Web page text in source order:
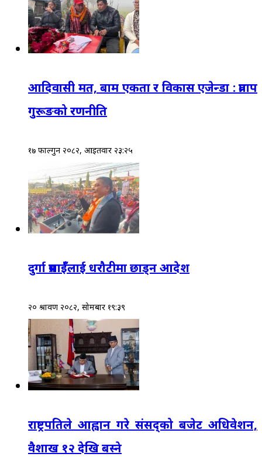
आदिवासी मत, बाम एकता र विकास एजेन्डा : प्रताप
गुरूङको रणनीति
१७ फाल्गुन २०८२, आईतवार २३:२५
दुर्गा प्रसाईँलाई धरौटीमा छाड्न आदेश
२० श्रावण २०८२, सोमबार १९:३९
राष्ट्रपतिले आह्वान गरे संसद्‌को बजेट अधिवेशन,
वैशाख १२ देखि बस्ने